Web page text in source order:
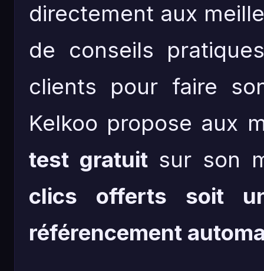
directement aux
de conseils
clients pour faire
Kelkoo propose aux
test gratuitsur son
clics offerts soit
référencement